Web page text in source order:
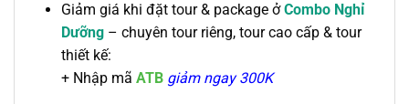
Giảm giá khi đặt tour & package ở Combo Nghỉ
Dưỡng– chuyên tour riêng, tour cao cấp & tour
thiết kế:
+ Nhập mã ATB giảm ngay 300K